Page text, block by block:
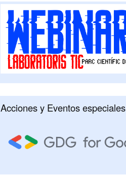
Acciones y Eventos especiales